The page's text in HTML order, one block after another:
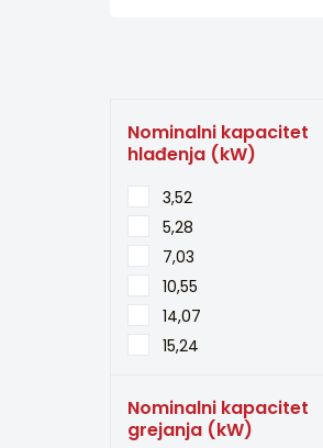
Nominalni kapacitet
hlađenja (kW)
3,52
5,28
7,03
10,55
14,07
15,24
Nominalni kapacitet
grejanja (kW)